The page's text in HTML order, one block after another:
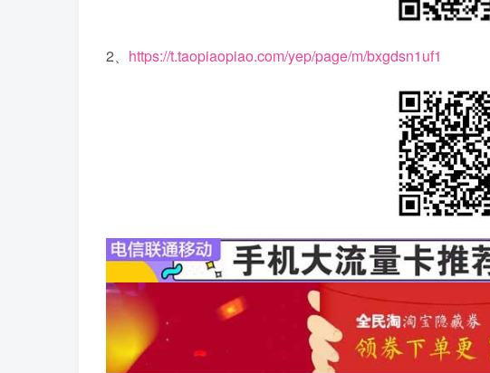
2、 https://t.taopiaopiao.com/yep/page/m/bxgdsn1uf1